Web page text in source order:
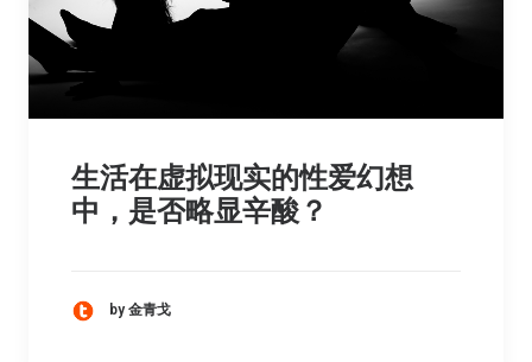
生活在虚拟现实的性爱幻想
中，是否略显辛酸？
by 金青戈